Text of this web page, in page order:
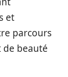
et
parcours
beauté